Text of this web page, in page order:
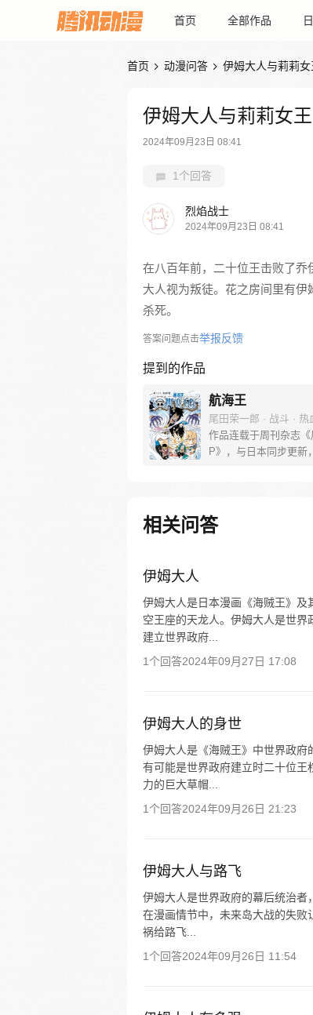
首页 全部作品
首页  动漫问答  伊姆大人与莉莉女
伊姆大人与莉莉女
2024年09月23日 08:41
1个回答
烈焰战士
2024年09月23日 08:41
在八百年前，二十位王击败了
大人视为叛徒。花之房间里有
杀死。
答案问题点击举报反馈
提到的作品
航海王
尾田荣一郎 · 战斗 · 热
作品连载于周刊杂志
P》，与日本同步更新
子无法游泳的代价。十
现与因救他而断臂的杰
相关问答
伊姆大人
伊姆大人是日本漫画《海贼王》
空王座的天龙人。伊姆大人是世
建立世界政府...
1个回答2024年09月27日 17:08
伊姆大人的身世
伊姆大人是《海贼王》中世界政
有可能是世界政府建立时二十位
力的巨大草帽...
1个回答2024年09月26日 21:23
伊姆大人与路飞
伊姆大人是世界政府的幕后统治者
在漫画情节中，未来岛大战的失
祸给路飞...
1个回答2024年09月26日 11:54